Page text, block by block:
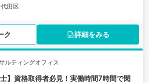
田区
ク 詳細をみる
ルティングオフィス
士】資格取得者必見！実働時間7時間で閑